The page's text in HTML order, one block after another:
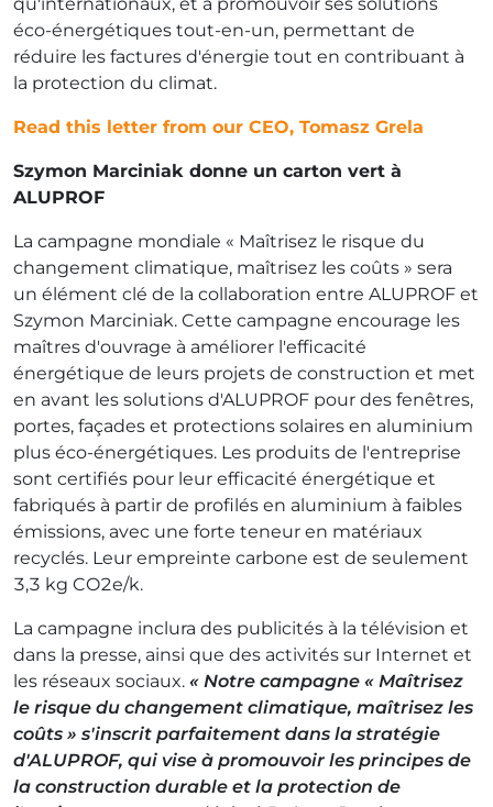
éco-énergétiques tout-en-un, permettant de
réduire les factures d'énergie tout en contribuant à
la protection du climat.
Read this letter from our CEO, Tomasz Grela
Szymon Marciniak donne un carton vert à
ALUPROF
La campagne mondiale « Maîtrisez le risque du
changement climatique, maîtrisez les coûts » sera
un élément clé de la collaboration entre ALUPROF et
Szymon Marciniak. Cette campagne encourage les
maîtres d'ouvrage à améliorer l'efficacité
énergétique de leurs projets de construction et met
en avant les solutions d'ALUPROF pour des fenêtres,
portes, façades et protections solaires en aluminium
plus éco-énergétiques. Les produits de l'entreprise
sont certifiés pour leur efficacité énergétique et
fabriqués à partir de profilés en aluminium à faibles
émissions, avec une forte teneur en matériaux
recyclés. Leur empreinte carbone est de seulement
3,3 kg CO2e/k.
La campagne inclura des publicités à la télévision et
dans la presse, ainsi que des activités sur Internet et
les réseaux sociaux. « Notre campagne « Maîtrisez
le risque du changement climatique, maîtrisez les
coûts » s'inscrit parfaitement dans la stratégie
d'ALUPROF, qui vise à promouvoir les principes de
la construction durable et la protection de